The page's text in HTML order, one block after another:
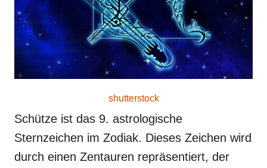
shutterstock
Schütze ist das 9. astrologische
Sternzeichen im Zodiak. Dieses Zeichen wird
durch einen Zentauren repräsentiert, der